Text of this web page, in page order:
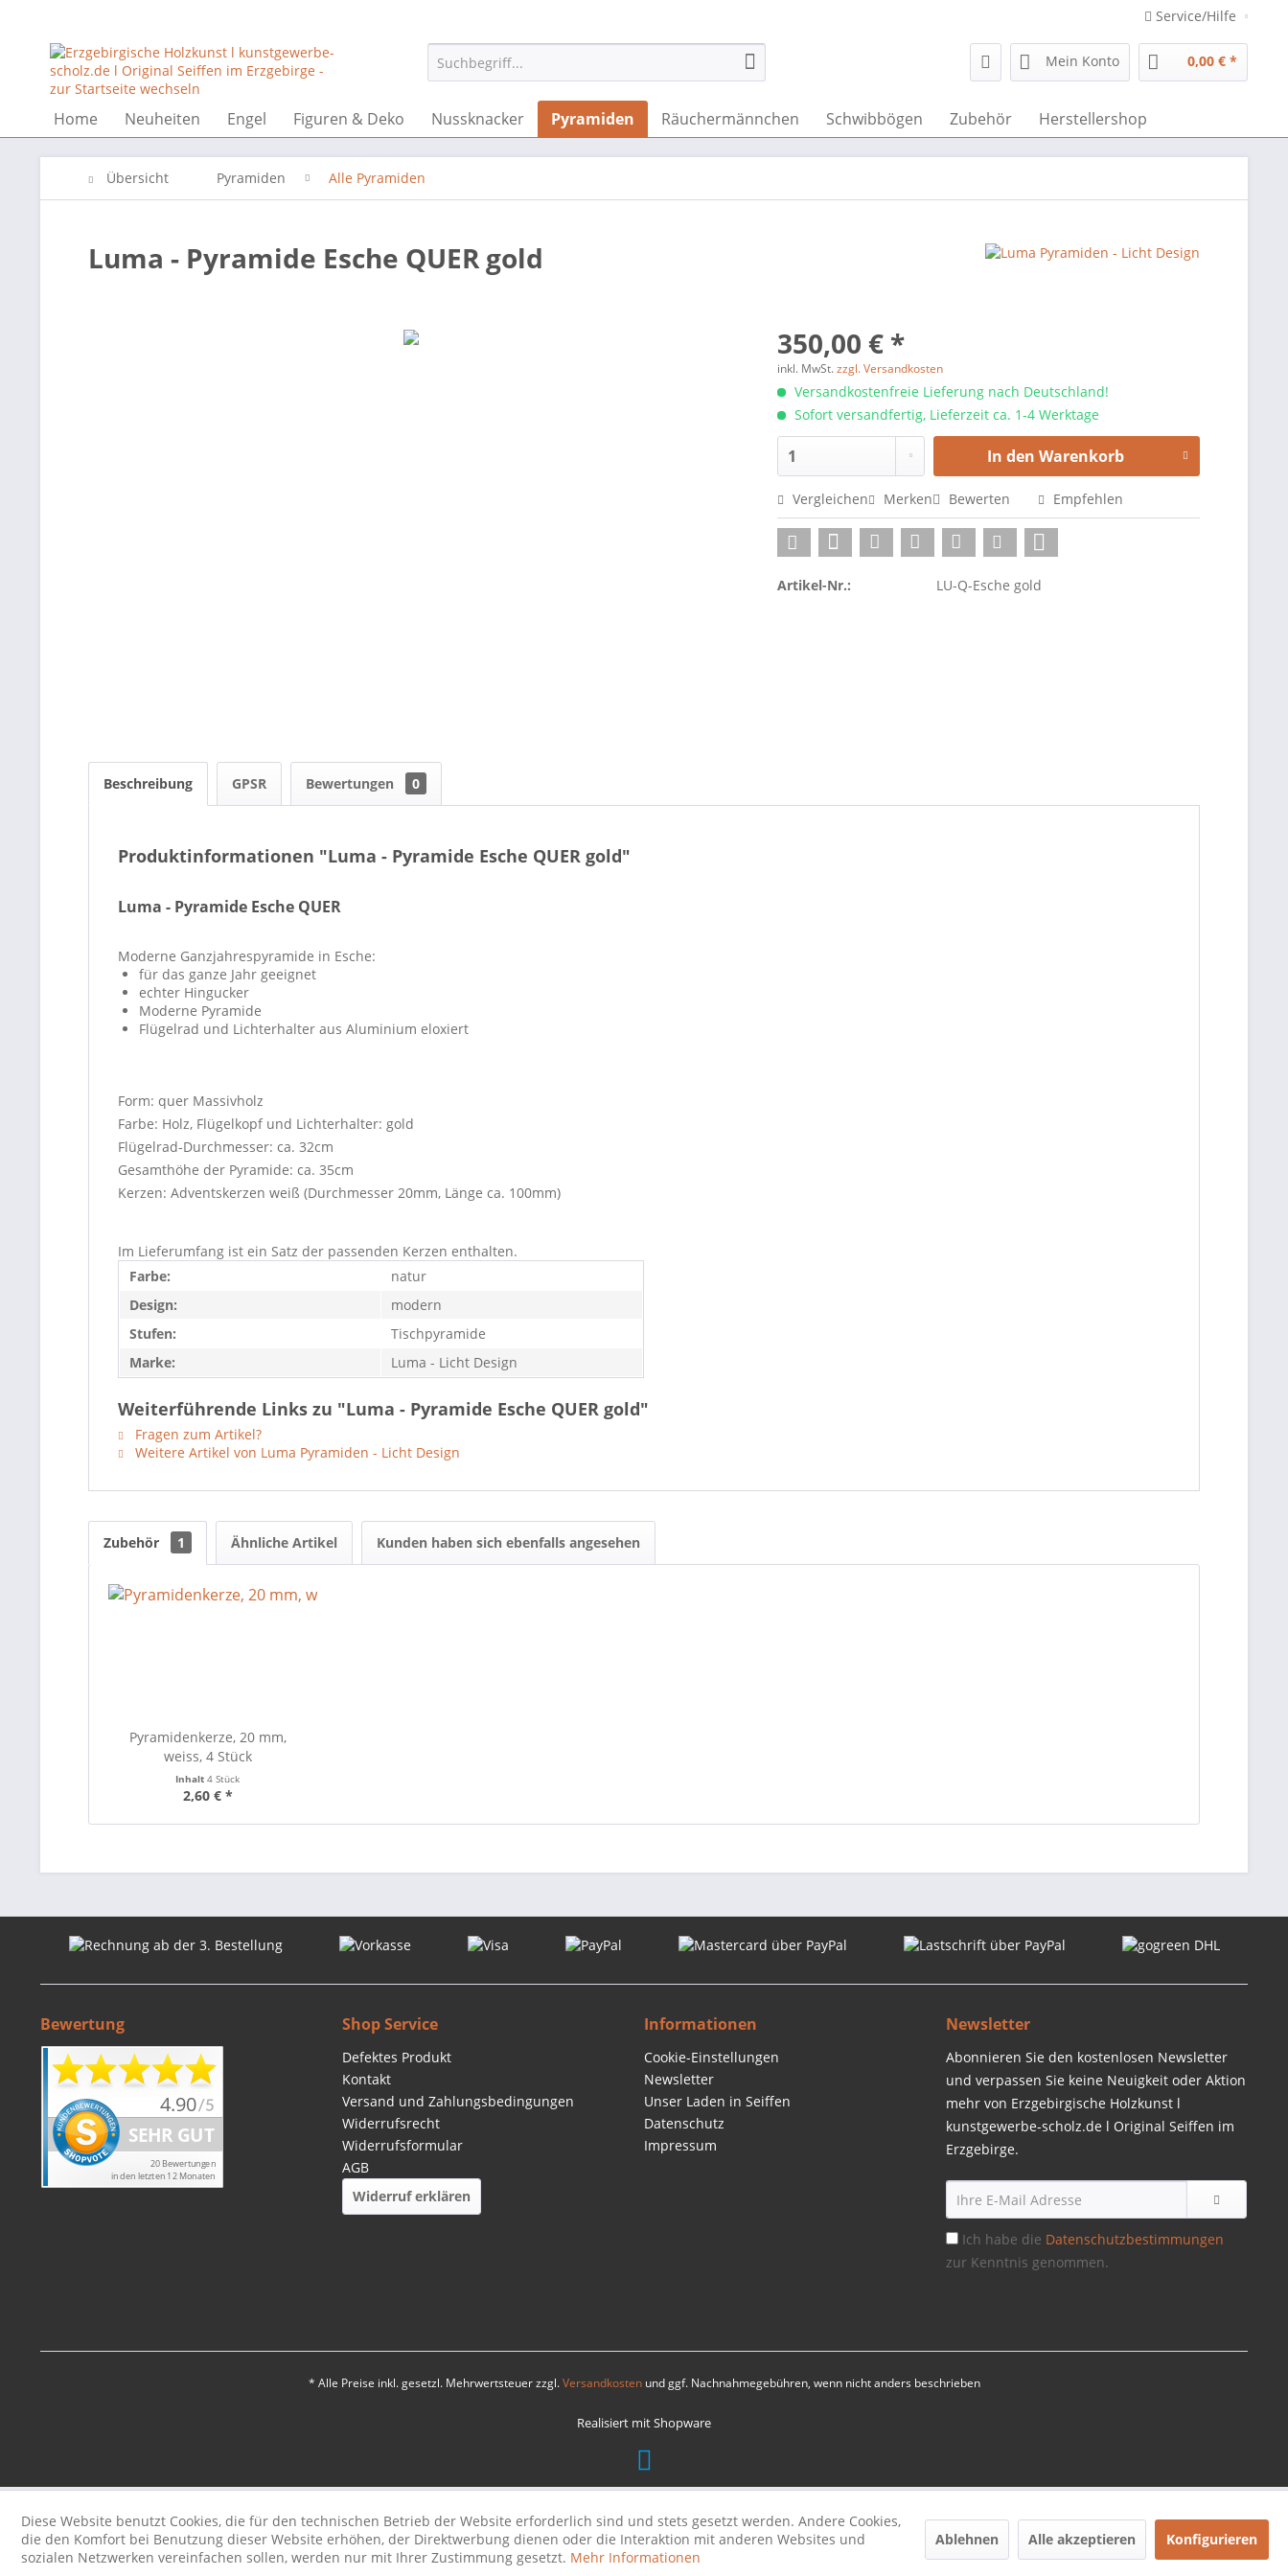
Service/Hilfe
Mein Konto 0,00 € *
Home Neuheiten Engel Figuren & Deko Nussknacker Pyramiden Räuchermännchen Schwibbögen Zubehör Herstellershop
Übersicht Pyramiden Alle Pyramiden
Luma - Pyramide Esche QUER gold
350,00 € *
inkl. MwSt.zzgl. Versandkosten
Versandkostenfreie Lieferung nach Deutschland!
Sofort versandfertig, Lieferzeit ca. 1-4 Werktage
In den Warenkorb
Vergleichen Merken Bewerten Empfehlen
Artikel-Nr.: LU-Q-Esche gold
Beschreibung GPSR Bewertungen 0
Produktinformationen "Luma - Pyramide Esche QUER gold"
Luma - Pyramide Esche QUER
Moderne Ganzjahrespyramide in Esche:
für das ganze Jahr geeignet
echter Hingucker
Moderne Pyramide
Flügelrad und Lichterhalter aus Aluminium eloxiert
Form: quer Massivholz
Farbe: Holz, Flügelkopf und Lichterhalter: gold
Flügelrad-Durchmesser: ca. 32cm
Gesamthöhe der Pyramide: ca. 35cm
Kerzen: Adventskerzen weiß (Durchmesser 20mm, Länge ca. 100mm)
Im Lieferumfang ist ein Satz der passenden Kerzen enthalten.
Farbe:
natur
Design:
modern
Stufen:
Tischpyramide
Marke:
Luma - Licht Design
Weiterführende Links zu "Luma - Pyramide Esche QUER gold"
Fragen zum Artikel?
Weitere Artikel von Luma Pyramiden - Licht Design
Zubehör 1 Ähnliche Artikel Kunden haben sich ebenfalls angesehen
Pyramidenkerze, 20 mm,
weiss, 4 Stück
Inhalt4 Stück
2,60 € *
Bewertung Shop Service
Defektes Produkt
Kontakt
Versand und Zahlungsbedingungen
Widerrufsrecht
Widerrufsformular
AGB
Widerruf erklären
Informationen
Cookie-Einstellungen
Newsletter
Unser Laden in Seiffen
Datenschutz
Impressum
Newsletter
Abonnieren Sie den kostenlosen Newsletter
und verpassen Sie keine Neuigkeit oder Aktion
mehr von Erzgebirgische Holzkunst l
kunstgewerbe-scholz.de l Original Seiffen im
Erzgebirge.
Ich habe die Datenschutzbestimmungen
zur Kenntnis genommen.
* Alle Preise inkl. gesetzl. Mehrwertsteuer zzgl.Versandkostenund ggf. Nachnahmegebühren, wenn nicht anders beschrieben
Realisiert mit Shopware
Diese Website benutzt Cookies, die für den technischen Betrieb der Website erforderlich sind und stets gesetzt werden. Andere Cookies,
die den Komfort bei Benutzung dieser Website erhöhen, der Direktwerbung dienen oder die Interaktion mit anderen Websites und
sozialen Netzwerken vereinfachen sollen, werden nur mit Ihrer Zustimmung gesetzt. Mehr Informationen
Ablehnen Alle akzeptieren Konfigurieren